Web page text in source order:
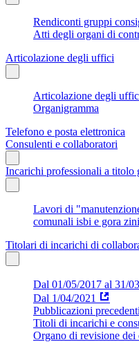
Rendiconti gruppi
Atti degli organi di
Articolazione degli uffici
Articolazione degli
Organigramma
Telefono e posta elettronica
Consulenti e collaboratori
Incarichi professionali a titolo
Lavori di
comunali isbi e gora
Titolari di incarichi di
Dal 01/05/2017 al 31/
Dal 1/04/2021
Pubblicazioni
Titoli di incarichi e
Organo di revisione dei